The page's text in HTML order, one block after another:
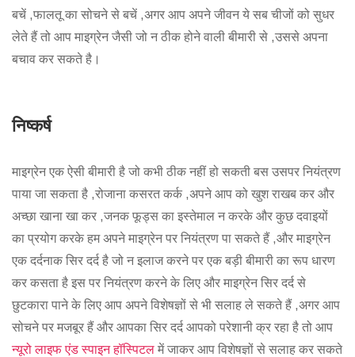
बचें ,फालतू का सोचने से बचें ,अगर आप अपने जीवन ये सब चीजों को सुधर
लेते हैं तो आप माइग्रेन जैसी जो न ठीक होने वाली बीमारी से ,उससे अपना
बचाव कर सकते है।
निष्कर्ष
माइग्रेन एक ऐसी बीमारी है जो कभी ठीक नहीं हो सकती बस उसपर नियंत्रण
पाया जा सकता है ,रोजाना कसरत कर्क ,अपने आप को खुश राखब कर और
अच्छा खाना खा कर ,जनक फूड्स का इस्तेमाल न करके और कुछ दवाइयों
का प्रयोग करके हम अपने माइग्रेन पर नियंत्रण पा सकते हैं ,और माइग्रेन
एक दर्दनाक सिर दर्द है जो न इलाज करने पर एक बड़ी बीमारी का रूप धारण
कर कसता है इस पर नियंत्रण करने के लिए और माइग्रेन सिर दर्द से
छुटकारा पाने के लिए आप अपने विशेषज्ञों से भी सलाह ले सकते हैं ,अगर आप
सोचने पर मजबूर हैं और आपका सिर दर्द आपको परेशानी क्र रहा है तो आप
न्यूरो लाइफ एंड स्पाइन हॉस्पिटल में जाकर आप विशेषज्ञों से सलाह कर सकते